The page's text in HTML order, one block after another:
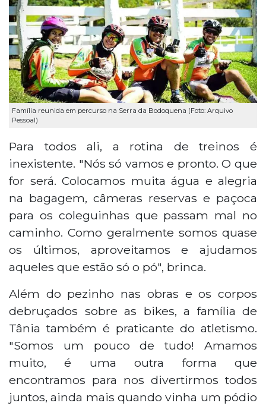
Família reunida em percurso na Serra da Bodoquena (Foto: Arquivo
Pessoal)
Para todos ali, a rotina de treinos é
inexistente. "Nós só vamos e pronto. O que
for será. Colocamos muita água e alegria
na bagagem, câmeras reservas e paçoca
para os coleguinhas que passam mal no
caminho. Como geralmente somos quase
os últimos, aproveitamos e ajudamos
aqueles que estão só o pó", brinca.
Além do pezinho nas obras e os corpos
debruçados sobre as bikes, a família de
Tânia também é praticante do atletismo.
"Somos um pouco de tudo! Amamos
muito, é uma outra forma que
encontramos para nos divertirmos todos
juntos, ainda mais quando vinha um pódio